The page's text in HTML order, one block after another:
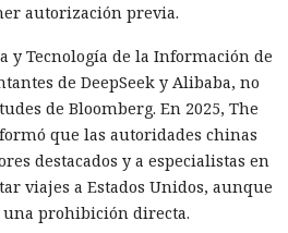
autorización previa.
Tecnología de la Información de
de DeepSeek y Alibaba, no
de Bloomberg. En 2025, The
que las autoridades chinas
destacados y a especialistas en
viajes a Estados Unidos, aunque
prohibición directa.